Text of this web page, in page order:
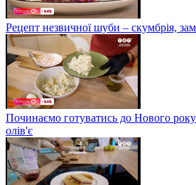
Рецепт незвичної шуби – скумбрія,
Починаємо готуватись до Нового
олів'є